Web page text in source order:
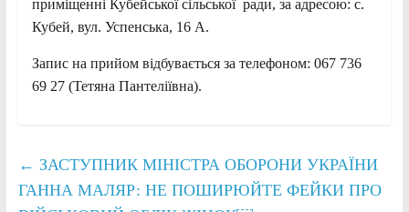
приміщенні Кубейської сільської ради, за адресою: с.
Кубей, вул. Успенська, 16 А.
Запис на прийом відбувається за телефоном: 067 736
69 27 (Тетяна Пантеліївна).
← ЗАСТУПНИК МІНІСТРА ОБОРОНИ УКРАЇНИ
ГАННА МАЛЯР: НЕ ПОШИРЮЙТЕ ФЕЙКИ ПРО